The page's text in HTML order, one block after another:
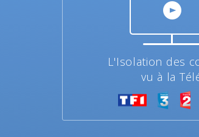
L'Isolation des
vu à la